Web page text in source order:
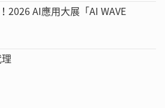
2026 AI應用大展「AI WAVE